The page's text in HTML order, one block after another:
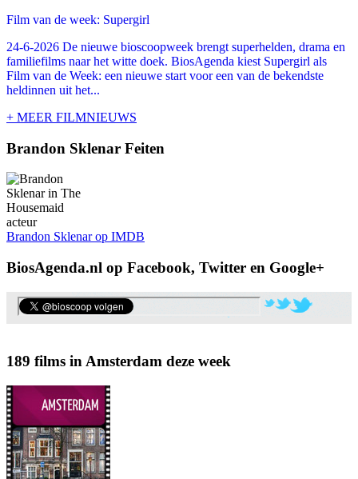
Film van de week: Supergirl
24-6-2026 De nieuwe bioscoopweek brengt superhelden, drama en
familiefilms naar het witte doek. BiosAgenda kiest Supergirl als
Film van de Week: een nieuwe start voor een van de bekendste
heldinnen uit het...
+ MEER FILMNIEUWS
Brandon Sklenar Feiten
acteur
Brandon Sklenar op IMDB
BiosAgenda.nl op Facebook, Twitter en Google+
189 films in Amsterdam deze week